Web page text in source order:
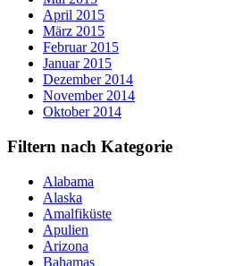
April 2015
März 2015
Februar 2015
Januar 2015
Dezember 2014
November 2014
Oktober 2014
Filtern nach Kategorie
Alabama
Alaska
Amalfiküste
Apulien
Arizona
Bahamas